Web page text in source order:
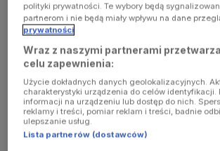
browser
console for
more
information)
polityki prywatności. Te wybory będą
partnerom i nie będą miały wpływu na dane
prywatności
Wraz z naszymi partnerami
celu zapewnienia:
Użycie dokładnych danych geolokalizacyjnych.
charakterystyki urządzenia do celów identyfikacji.
informacji na urządzeniu lub dostęp do nich.
reklamy i treści, pomiar reklam i treści, badnie
ulepszanie usług.
Lista partnerów (dostawców)